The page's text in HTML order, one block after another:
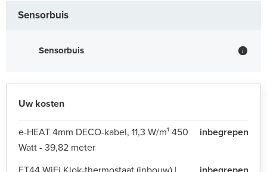
Sensorbuis
Sensorbuis i
Uw kosten
e-HEAT 4mm DECO-kabel, 11,3 W/m¹ 450
Watt - 39,82 meter
inbegrepen